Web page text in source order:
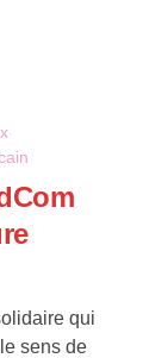
qui
sens de